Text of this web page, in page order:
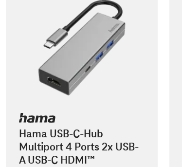
Hama USB-C-Hub
Multiport 4 Ports 2x USB-
A USB-C HDMI™